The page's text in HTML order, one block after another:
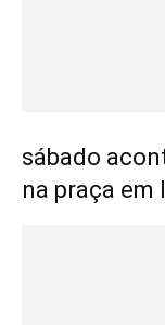
sábado
na praça em